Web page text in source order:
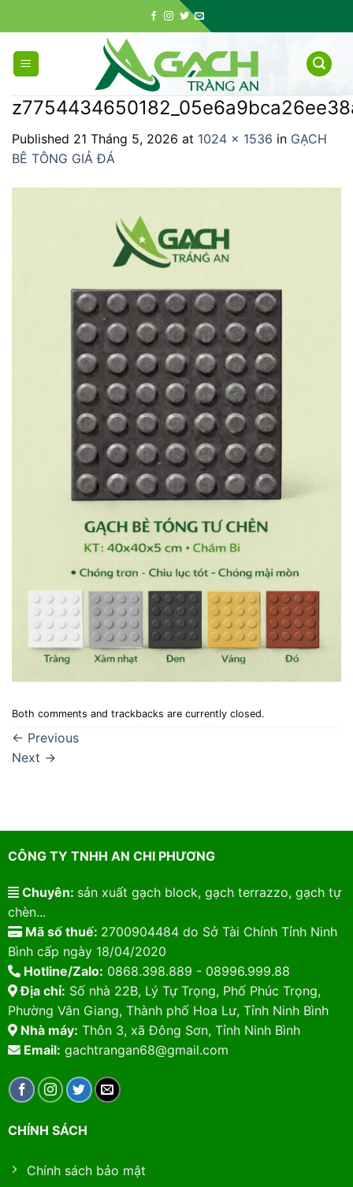
to
content
Published 21 Tháng 5, 2026 at 1024 × 1536 in GẠCH
BÊ TÔNG GIẢ ĐÁ
Both comments and trackbacks are currently closed.
← Previous
Next →
CÔNG TY TNHH AN CHI PHƯƠNG
Chuyên: sản xuất gạch block, gạch terrazzo, gạch tự
chèn...
Mã số thuế: 2700904484 do Sở Tài Chính Tỉnh Ninh
Bình cấp ngày 18/04/2020
Hotline/Zalo: 0868.398.889 - 08996.999.88
Địa chỉ: Số nhà 22B, Lý Tự Trọng, Phố Phúc Trọng,
Phường Vân Giang, Thành phố Hoa Lư, Tỉnh Ninh Bình
Nhà máy: Thôn 3, xã Đông Sơn, Tỉnh Ninh Bình
Email: gachtrangan68@gmail.com
CHÍNH SÁCH
Chính sách bảo mật